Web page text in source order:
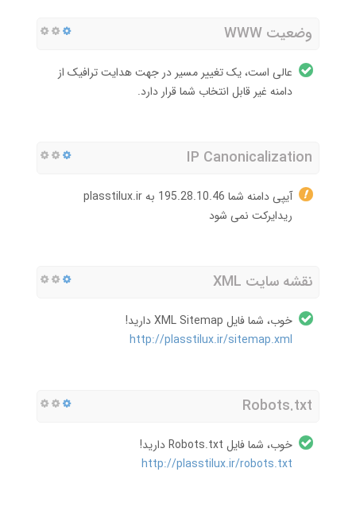
وضعیت WWW
عالی است، یک تغییر مسیر در جهت هدایت ترافیک از
دامنه غیر قابل انتخاب شما قرار دارد.
IP Canonicalization
آیپی دامنه شما 195.28.10.46 به plasstilux.ir
ریدایرکت نمی شود
نقشه سایت XML
خوب، شما فایل XML Sitemap دارید!
http://plasstilux.ir/sitemap.xml
Robots.txt
خوب، شما فایل Robots.txt دارید!
http://plasstilux.ir/robots.txt